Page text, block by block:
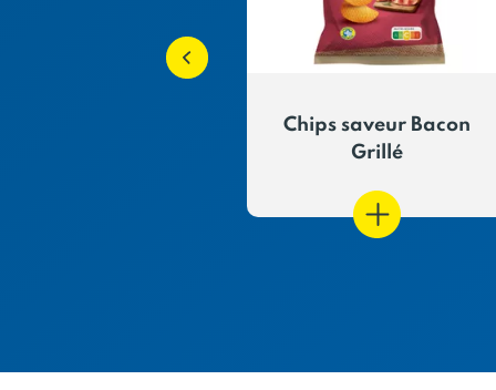
Chips saveur Bacon
Grillé